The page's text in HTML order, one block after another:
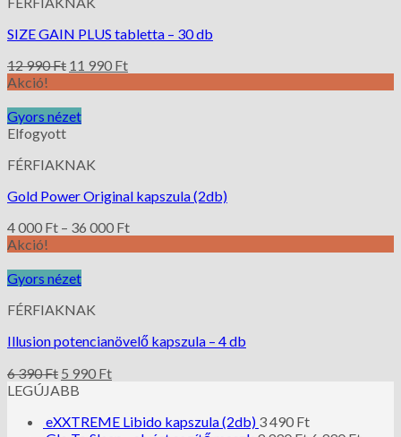
SIZE GAIN PLUS tabletta – 30 db
12 990Ft 11 990 Ft
Akció!
Gyors nézet
Elfogyott
FÉRFIAKNAK
Gold Power Original kapszula (2db)
4 000 Ft – 36 000 Ft
Akció!
Gyors nézet
FÉRFIAKNAK
Illusion potencianövelő kapszula – 4 db
6 390Ft 5 990 Ft
LEGÚJABB
eXXTREME Libido kapszula (2db) 3 490 Ft